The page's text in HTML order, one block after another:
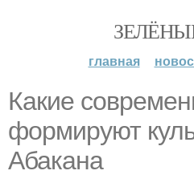
главная
Какие
формируют
Абакана